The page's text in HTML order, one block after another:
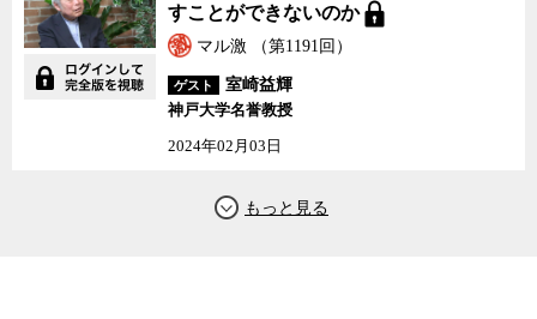
すことができないのか
マル激 （第1191回）
ゲスト
室崎益輝
神戸大学名誉教授
2024年02月03日